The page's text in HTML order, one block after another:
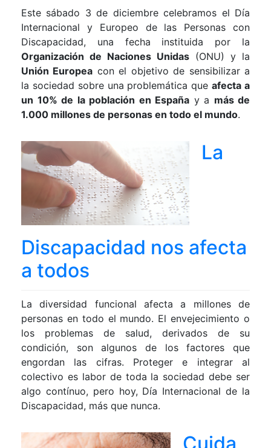
Este sábado 3 de diciembre celebramos el Día
Internacional y Europeo de las Personas con
Discapacidad, una fecha instituida por la
Organización de Naciones Unidas (ONU) y la
Unión Europea con el objetivo de sensibilizar a
la sociedad sobre una problemática queafecta a
un 10% de la población en España y a más de
1.000 millones de personas en todo el mundo.
La
Discapacidad nos afecta
a todos
La diversidad funcional afecta a millones de
personas en todo el mundo. El envejecimiento o
los problemas de salud, derivados de su
condición, son algunos de los factores que
engordan las cifras. Proteger e integrar al
colectivo es labor de toda la sociedad debe ser
algo contínuo, pero hoy, Día Internacional de la
Discapacidad, más que nunca.